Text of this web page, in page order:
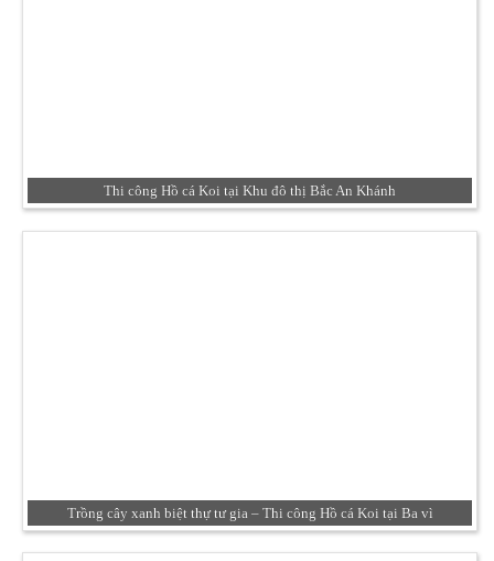
Thi công Hồ cá Koi tại Khu đô thị Bắc An Khánh
Trồng cây xanh biệt thự tư gia – Thi công Hồ cá Koi tại Ba vì